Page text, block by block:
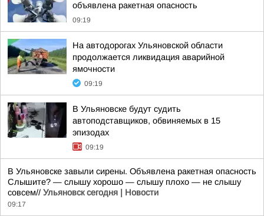
объявлена ракетная опасность
09:19
На автодорогах Ульяновской области
продолжается ликвидация аварийной
ямочности
09:19
В Ульяновске будут судить
автоподставщиков, обвиняемых в 15
эпизодах
09:19
В Ульяновске завыли сирены. Объявлена ракетная опасность
Слышите? — слышу хорошо — слышу плохо — не слышу
совсем// Ульяновск сегодня | Новости
09:17